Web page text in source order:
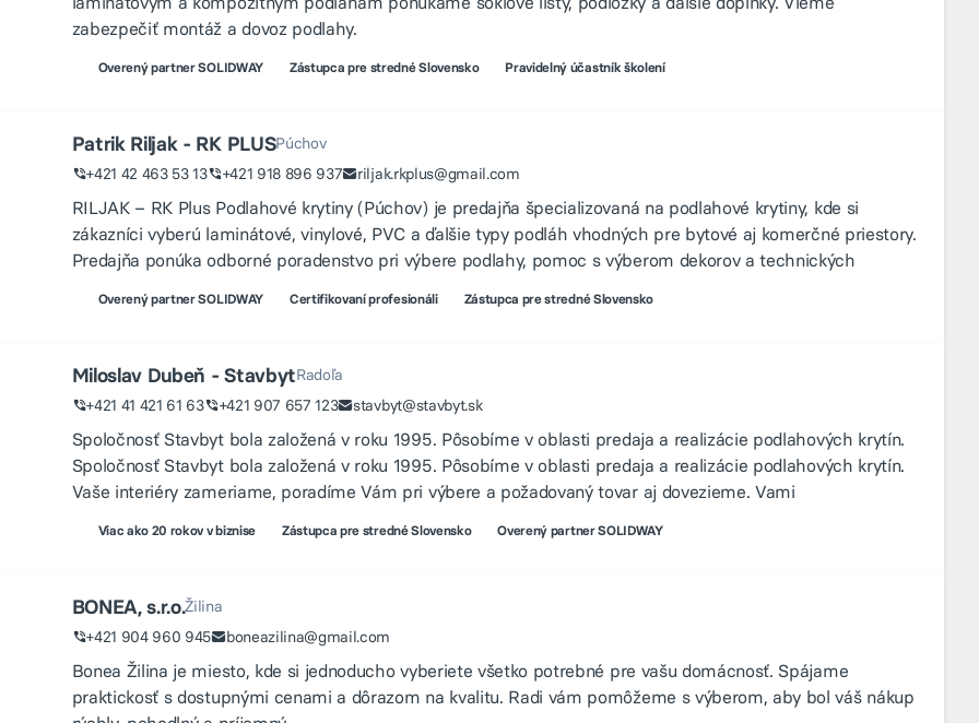
zabezpečiť montáž a dovoz podlahy.
Overený partner SOLIDWAY Zástupca pre stredné Slovensko Pravidelný účastník školení
Patrik Riljak - RK PLUSPúchov
+421 42 463 53 13
+421 918 896 937 riljak.rkplus@gmail.com
RILJAK – RK Plus Podlahové krytiny (Púchov) je predajňa špecializovaná na podlahové krytiny, kde si
zákazníci vyberú laminátové, vinylové, PVC a ďalšie typy podláh vhodných pre bytové aj komerčné priestory.
Predajňa ponúka odborné poradenstvo pri výbere podlahy, pomoc s výberom dekorov a technických
Overený partner SOLIDWAY Certifikovaní profesionáli Zástupca pre stredné Slovensko
Miloslav Dubeň - StavbytRadoľa
+421 41 421 61 63
+421 907 657 123 stavbyt@stavbyt.sk
Spoločnosť Stavbyt bola založená v roku 1995. Pôsobíme v oblasti predaja a realizácie podlahových krytín.
Spoločnosť Stavbyt bola založená v roku 1995. Pôsobíme v oblasti predaja a realizácie podlahových krytín.
Vaše interiéry zameriame, poradíme Vám pri výbere a požadovaný tovar aj dovezieme. Vami
Viac ako 20 rokov v biznise Zástupca pre stredné Slovensko Overený partner SOLIDWAY
BONEA, s.r.o.Žilina
+421 904 960 945
boneazilina@gmail.com
Bonea Žilina je miesto, kde si jednoducho vyberiete všetko potrebné pre vašu domácnosť. Spájame
praktickosť s dostupnými cenami a dôrazom na kvalitu. Radi vám pomôžeme s výberom, aby bol váš nákup